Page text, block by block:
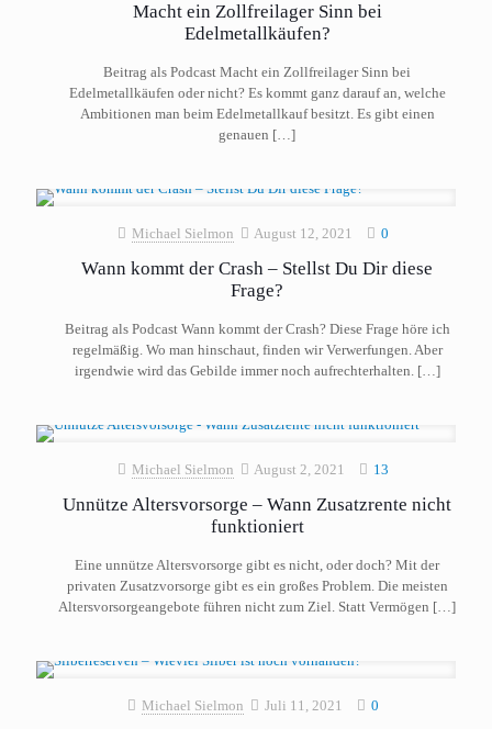
Macht ein Zollfreilager Sinn bei
Edelmetallkäufen?
Beitrag als Podcast Macht ein Zollfreilager Sinn bei
Edelmetallkäufen oder nicht? Es kommt ganz darauf an, welche
Ambitionen man beim Edelmetallkauf besitzt. Es gibt einen
genauen […]
Michael Sielmon August 12, 2021 0
Wann kommt der Crash – Stellst Du Dir diese
Frage?
Beitrag als Podcast Wann kommt der Crash? Diese Frage höre ich
regelmäßig. Wo man hinschaut, finden wir Verwerfungen. Aber
irgendwie wird das Gebilde immer noch aufrechterhalten.[…]
Michael Sielmon August 2, 2021 13
Unnütze Altersvorsorge – Wann Zusatzrente nicht
funktioniert
Eine unnütze Altersvorsorge gibt es nicht, oder doch? Mit der
privaten Zusatzvorsorge gibt es ein großes Problem. Die meisten
Altersvorsorgeangebote führen nicht zum Ziel. Statt Vermögen […]
Michael Sielmon Juli 11, 2021 0